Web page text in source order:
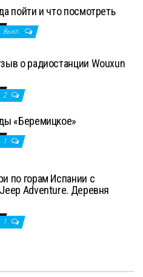
пойти и что посмотреть
Выкл.
о радиостанции Wouxun
2
«Беремицкое»
1
по горам Испании с
Adventure. Деревня
1